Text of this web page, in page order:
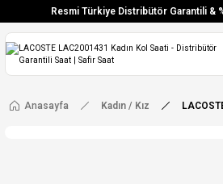
Resmi Türkiye Distribütör Garantili &
Vade Farksız 6
Ücretsiz Kargo
Anasayfa Kadın / Kız